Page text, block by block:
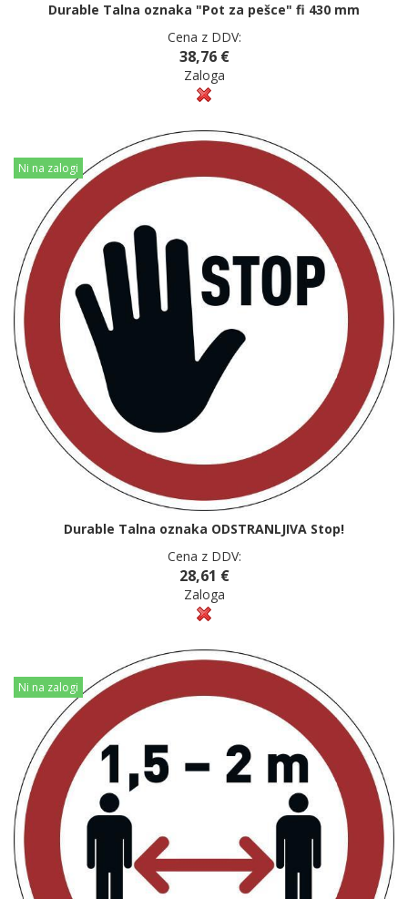
Durable Talna oznaka "Pot za pešce" fi 430 mm
Cena z DDV:
38,76 €
Zaloga
Ni na zalogi
Durable Talna oznaka ODSTRANLJIVA Stop!
Cena z DDV:
28,61 €
Zaloga
Ni na zalogi